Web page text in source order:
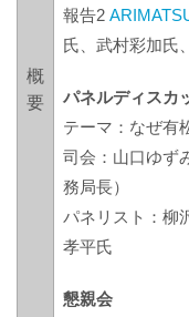
概
要
報告2
氏、武村彩加氏
パネルディスカ
テーマ：なぜ有
司会：山口ゆず
務局長）
パネリスト：柳
孝平氏
懇親会